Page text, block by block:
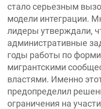
стало серьезным
модели интеграции.
лидеры утверждали,
административные
годы работы по
мигрантскими
властями. Именно
предопределил
ограничения на